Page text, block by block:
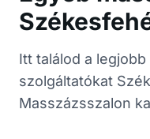
Itt találod a
szolgáltatókat
Masszázsszalon